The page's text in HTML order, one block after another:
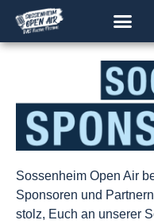
Sossenheim Open Air
Sponsoren und
stolz, Euch an unserer